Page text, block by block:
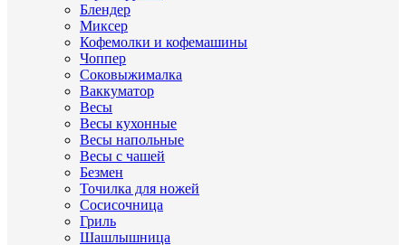
Блендер
Миксер
Кофемолки и кофемашины
Чоппер
Соковыжималка
Ваккуматор
Весы
Весы кухонные
Весы напольные
Весы с чашей
Безмен
Точилка для ножей
Сосисочница
Гриль
Шашлышница